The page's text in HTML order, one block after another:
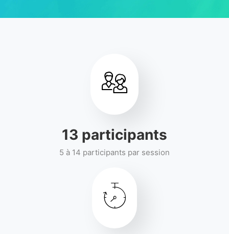
14 participants
5 à 14 participants par session